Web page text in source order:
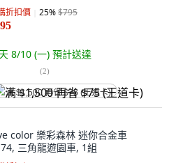
折扣價 25%$795
8/10 (一) 預計送達
(2)
满 $1,500 再省 $75 (王道卡)
color 樂彩森林 迷你合金車
三角龍遊園車, 1組